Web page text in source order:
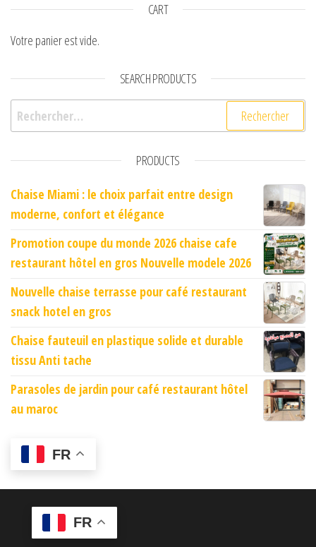
CART
Votre panier est vide.
SEARCH PRODUCTS
Rechercher :
PRODUCTS
Chaise Miami : le choix parfait entre design
moderne, confort et élégance
Promotion coupe du monde 2026 chaise cafe
restaurant hôtel en gros Nouvelle modele 2026
Nouvelle chaise terrasse pour café restaurant
snack hotel en gros
Chaise fauteuil en plastique solide et durable
tissu Anti tache
Parasoles de jardin pour café restaurant hôtel
au maroc
FR
FR